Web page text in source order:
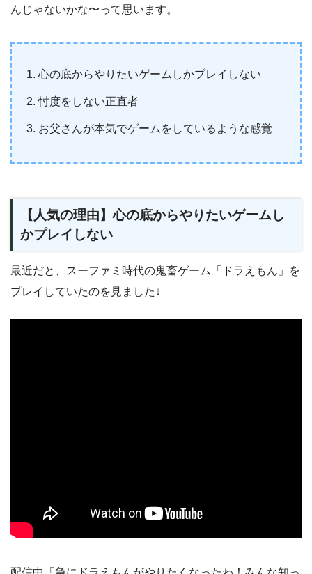
んじゃないかな〜って思います。
心の底からやりたいゲームしかプレイしない
忖度をしない正直者
お父さんが本気でゲームをしているような感覚
【人気の理由】心の底からやりたいゲームし
かプレイしない
最近だと、スーファミ時代の鬼畜ゲーム「ドラえもん」を
プレイしていたのを見ました↓